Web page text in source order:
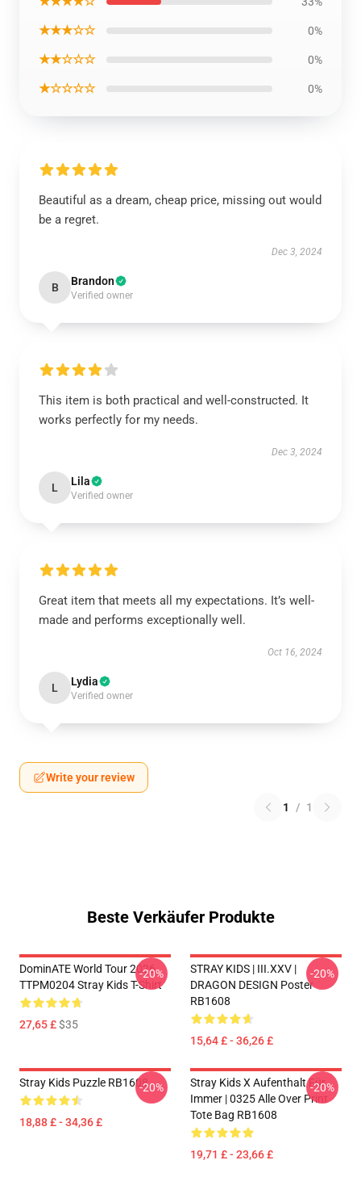
★★★☆☆ 0%
★★☆☆☆ 0%
★☆☆☆☆ 0%
Beautiful as a dream, cheap price, missing out would
be a regret.
Dec 3, 2024
B Brandon
Verified owner
This item is both practical and well-constructed. It
works perfectly for my needs.
Dec 3, 2024
L Lila
Verified owner
Great item that meets all my expectations. It’s well-
made and performs exceptionally well.
Oct 16, 2024
L Lydia
Verified owner
Write your review
1 / 1
Beste Verkäufer Produkte
DominATE World Tour 2026
TTPM0204 Stray Kids T-Shirt
27,65 £$35
-20%
STRAY KIDS | III.XXV |
DRAGON DESIGN Poster
RB1608
15,64 £ - 36,26 £
-20%
Stray Kids Puzzle RB1608
18,88 £ - 34,36 £
-20%
Stray Kids X Aufenthalt Für
Immer | 0325 Alle Over Print
Tote Bag RB1608
19,71 £ - 23,66 £
-20%